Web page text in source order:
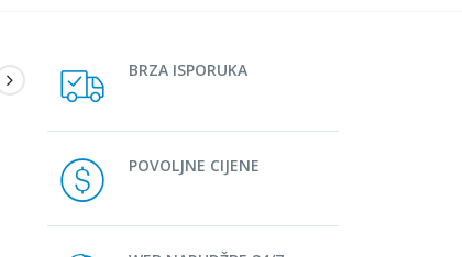
BRZA ISPORUKA
POVOLJNE CIJENE